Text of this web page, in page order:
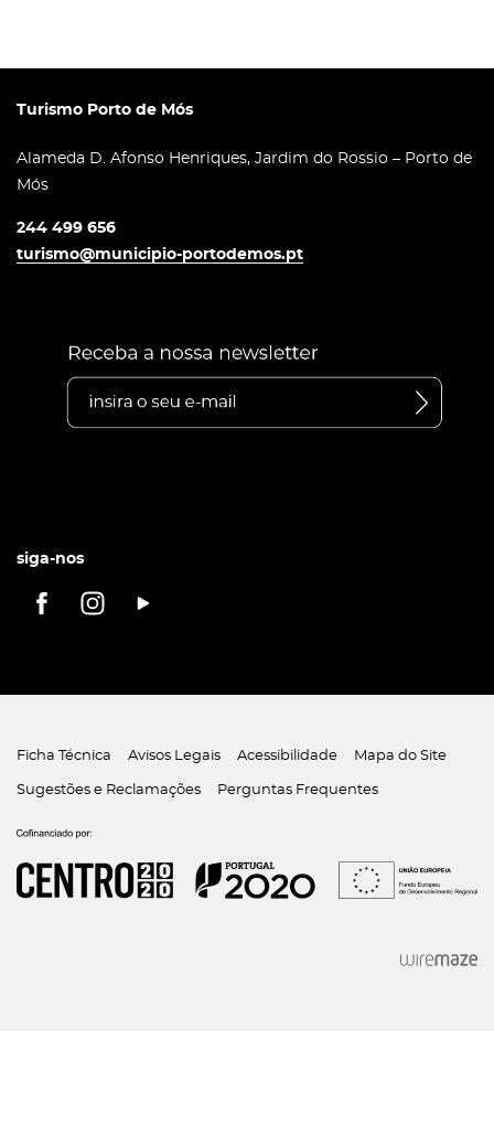
Turismo Porto de Mós
Alameda D. Afonso Henriques, Jardim do Rossio – Porto de
Mós
244 499 656
turismo@municipio-portodemos.pt
siga-nos
Ficha Técnica Avisos Legais Acessibilidade Mapa do Site
Sugestões e Reclamações Perguntas Frequentes